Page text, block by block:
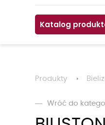
Katalog
Produkty
Wróć do